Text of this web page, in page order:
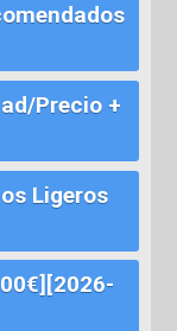
Precio +
Ligeros